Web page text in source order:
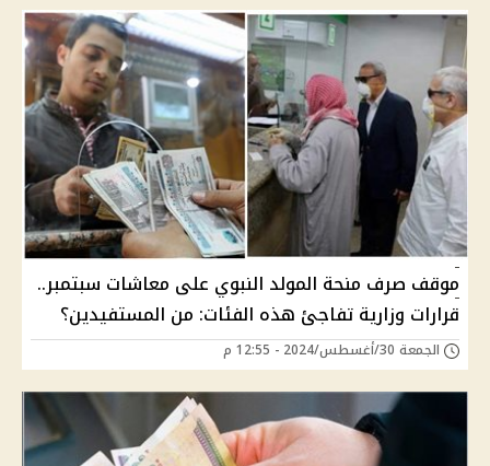
موقف صرف منحة المولد النبوي على معاشات سبتمبر..
قرارات وزارية تفاجئ هذه الفئات: من المستفيدين؟
الجمعة 30/أغسطس/2024 - 12:55 م